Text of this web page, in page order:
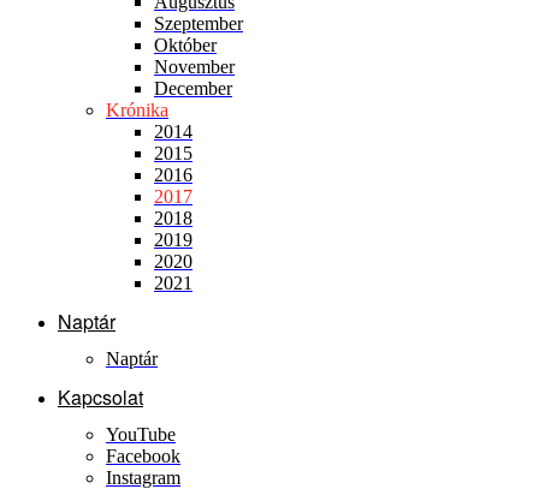
Szeptember
Október
November
December
Krónika
2014
2015
2016
2017
2018
2019
2020
2021
Naptár
Naptár
Kapcsolat
YouTube
Facebook
Instagram